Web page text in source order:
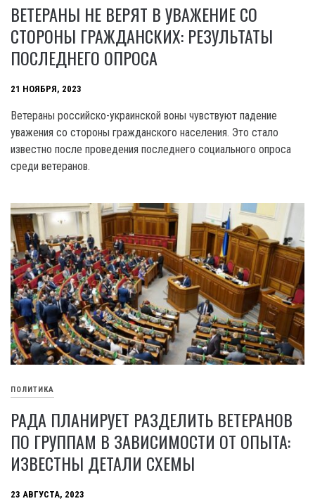
ВЕТЕРАНЫ НЕ ВЕРЯТ В УВАЖЕНИЕ СО
СТОРОНЫ ГРАЖДАНСКИХ: РЕЗУЛЬТАТЫ
ПОСЛЕДНЕГО ОПРОСА
21 НОЯБРЯ, 2023
Ветераны российско-украинской воны чувствуют падение
уважения со стороны гражданского населения. Это стало
известно после проведения последнего социального опроса
среди ветеранов.
ПОЛИТИКА
РАДА ПЛАНИРУЕТ РАЗДЕЛИТЬ ВЕТЕРАНОВ
ПО ГРУППАМ В ЗАВИСИМОСТИ ОТ ОПЫТА:
ИЗВЕСТНЫ ДЕТАЛИ СХЕМЫ
23 АВГУСТА, 2023